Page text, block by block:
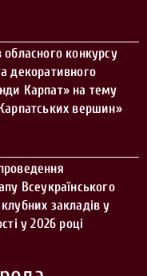
обласного конкурсу
декоративного
Карпат» на тему
вершин»
Всеукраїнського
закладів у
у 2026 році